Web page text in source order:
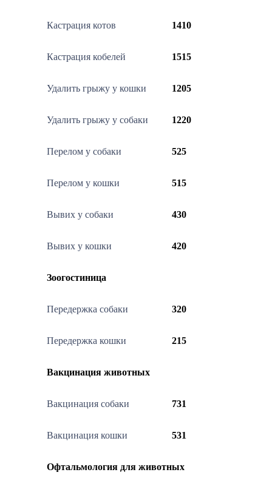
Кастрация котов 1410
Кастрация кобелей 1515
Удалить грыжу у кошки 1205
Удалить грыжу у собаки 1220
Перелом у собаки 525
Перелом у кошки 515
Вывих у собаки 430
Вывих у кошки 420
Зоогостиница
Передержка собаки 320
Передержка кошки 215
Вакцинация животных
Вакцинация собаки 731
Вакцинация кошки 531
Офтальмология для животных